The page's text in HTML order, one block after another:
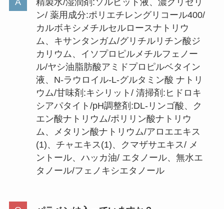
ダイソーミラーシートは売ってな
い？100均・セリアやニトリやホ
ームセンターで買える？
ワンピースパックを売ってる場所
は？公式ショップ・コンビニ・ゲ
オなど販売店を調査！
ガラス板はホームセンターで買え
る？ダイソーや100均は？売って
る場所や値段調査
精製水/湿潤剤:ソルビット液、濃グリセリ
ン/ 薬用成分:ポリエチレングリコール400/
カルボキシメチルセルロースナトリウ
ム、キサンタンガム/グリチルリチン酸ジ
カリウム、イソプロピルメチルフェノー
ル/ヤシ油脂肪酸アミドプロピルベタイン
液、N-ラウロイル-L-グルタミン酸 ナトリ
ウム/甘味剤:キシリット/ 清掃剤:ヒドロキ
シアパタイト/pH調整剤:DL-リンゴ酸、ク
エン酸ナトリウム/ポリリン酸ナトリウ
ム、メタリン酸ナトリウム/アロエエキス
(1)、チャエキス(1)、クマザサエキス/ メ
ントール、ハッカ油/ エタノール、無水エ
タノール/フェノキシエタノール